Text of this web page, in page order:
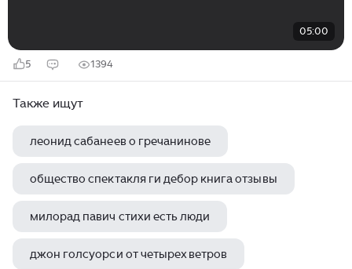
05:00
5 1394
Также ищут
леонид сабанеев о гречанинове
общество спектакля ги дебор книга отзывы
милорад павич стихи есть люди
джон голсуорси от четырех ветров